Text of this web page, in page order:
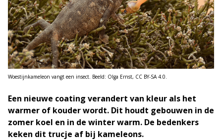
Woestijnkameleon vangt een insect. Beeld: Olga Ernst, CC BY-SA 4.0.
Een nieuwe coating verandert van kleur als het
warmer of kouder wordt. Dit houdt gebouwen in de
zomer koel en in de winter warm. De bedenkers
keken dit trucje af bij kameleons.